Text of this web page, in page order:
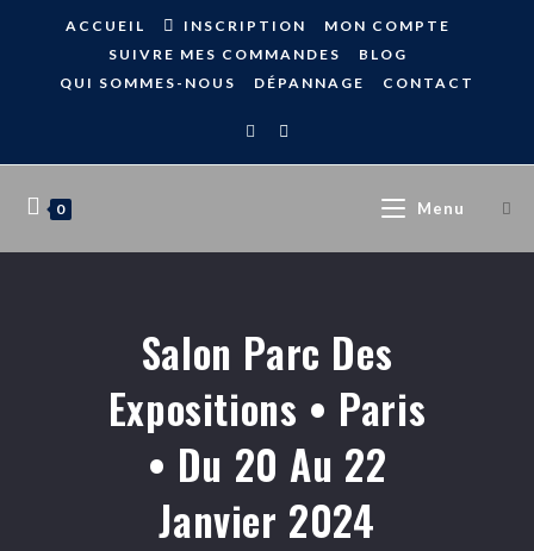
ACCUEIL INSCRIPTION
MON COMPTE
SUIVRE MES COMMANDES
BLOG
QUI SOMMES-NOUS
DÉPANNAGE CONTACT
0 Menu
Salon Parc Des
Expositions • Paris
• Du 20 Au 22
Janvier 2024